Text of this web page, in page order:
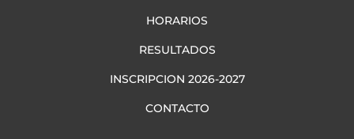
HORARIOS
RESULTADOS
INSCRIPCION 2026-2027
CONTACTO